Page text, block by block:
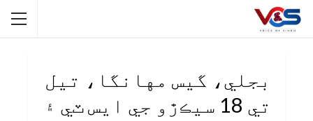
بجلي، گيس مهانگا، تيل
تي 18 سيڪڙو جي ايس ٽي ۽